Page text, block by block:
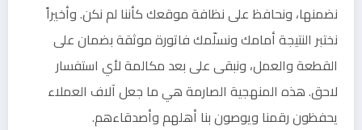
نضمنها، ونحافظ على نظافة موقعك كأننا لم نكن. وأخيراً
نختبر النتيجة أمامك ونسلّمك فاتورة موثقة بضمان على
القطعة والعمل، ونبقى على بعد مكالمة لأي استفسار
لاحق. هذه المنهجية الصارمة هي ما جعل آلاف العملاء
يحفظون رقمنا ويوصون بنا أهلهم وأصدقاءهم.